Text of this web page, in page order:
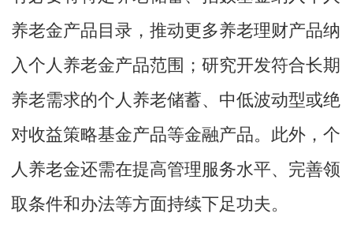
养老金产品目录，推动更多养老理财产品纳
入个人养老金产品范围；研究开发符合长期
养老需求的个人养老储蓄、中低波动型或绝
对收益策略基金产品等金融产品。此外，个
人养老金还需在提高管理服务水平、完善领
取条件和办法等方面持续下足功夫。